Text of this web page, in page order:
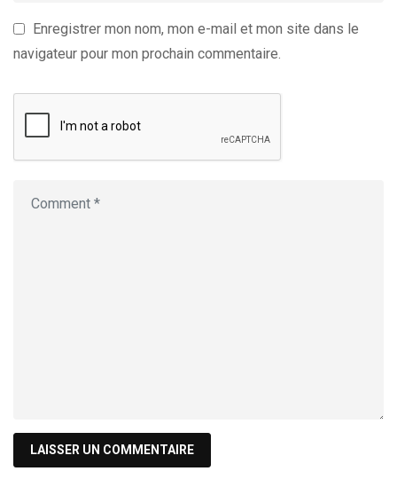
Enregistrer mon nom, mon e-mail et mon site dans le
navigateur pour mon prochain commentaire.